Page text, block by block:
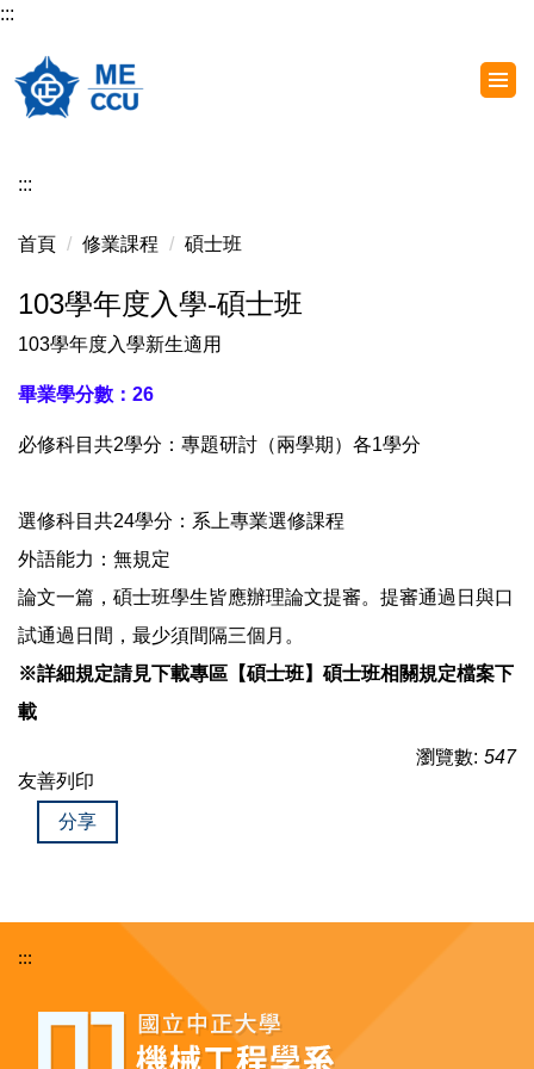
跳
主
要
區
:::
:::
首頁 修業課程 碩士班
103學年度入學-碩士班
103學年度入學新生適用
畢業學分數：26
必修科目共2學分：專題研討（兩學期）各1學分
選修科目共24學分：系上專業選修課程
外語能力：無規定
論文一篇，碩士班學生皆應辦理論文提審。提審通過日與口
試通過日間，最少須間隔三個月。
※詳細規定請見下載專區【碩士班】碩士班相關規定檔案下
載
瀏覽數: 547
友善列印
分享
:::